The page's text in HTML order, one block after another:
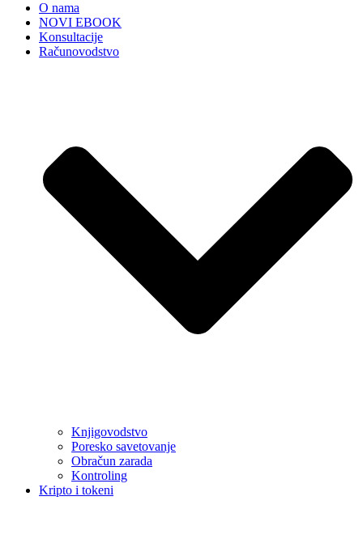
O nama
NOVI EBOOK
Konsultacije
Računovodstvo
Knjigovodstvo
Poresko savetovanje
Obračun zarada
Kontroling
Kripto i tokeni